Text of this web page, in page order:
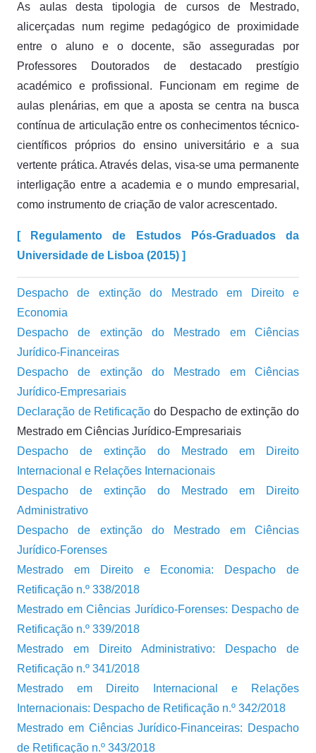
As aulas desta tipologia de cursos de Mestrado,
alicerçadas num regime pedagógico de proximidade
entre o aluno e o docente, são asseguradas por
Professores Doutorados de destacado prestígio
académico e profissional. Funcionam em regime de
aulas plenárias, em que a aposta se centra na busca
contínua de articulação entre os conhecimentos técnico-
científicos próprios do ensino universitário e a sua
vertente prática. Através delas, visa-se uma permanente
interligação entre a academia e o mundo empresarial,
como instrumento de criação de valor acrescentado.
[ Regulamento de Estudos Pós-Graduados da
Universidade de Lisboa (2015) ]
Despacho de extinção do Mestrado em Direito e
Economia
Despacho de extinção do Mestrado em Ciências
Jurídico-Financeiras
Despacho de extinção do Mestrado em Ciências
Jurídico-Empresariais
Declaração de Retificação do Despacho de extinção do
Mestrado em Ciências Jurídico-Empresariais
Despacho de extinção do Mestrado em Direito
Internacional e Relações Internacionais
Despacho de extinção do Mestrado em Direito
Administrativo
Despacho de extinção do Mestrado em Ciências
Jurídico-Forenses
Mestrado em Direito e Economia: Despacho de
Retificação n.º 338/2018
Mestrado em Ciências Jurídico-Forenses: Despacho de
Retificação n.º 339/2018
Mestrado em Direito Administrativo: Despacho de
Retificação n.º 341/2018
Mestrado em Direito Internacional e Relações
Internacionais: Despacho de Retificação n.º 342/2018
Mestrado em Ciências Jurídico-Financeiras: Despacho
de Retificação n.º 343/2018